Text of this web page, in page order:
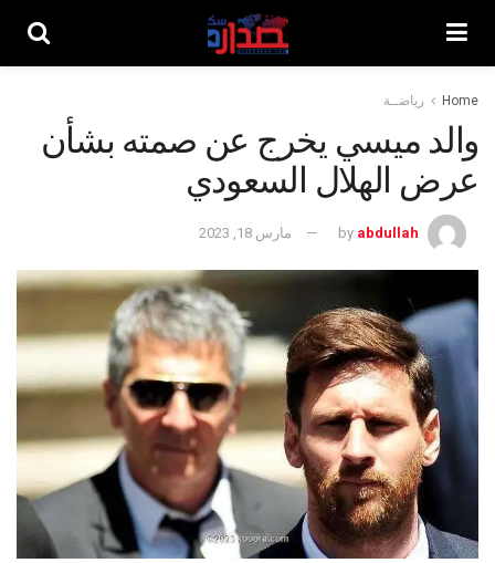
Home رياضــة
والد ميسي يخرج عن صمته بشأن
عرض الهلال السعودي
by abdullah مارس 18, 2023